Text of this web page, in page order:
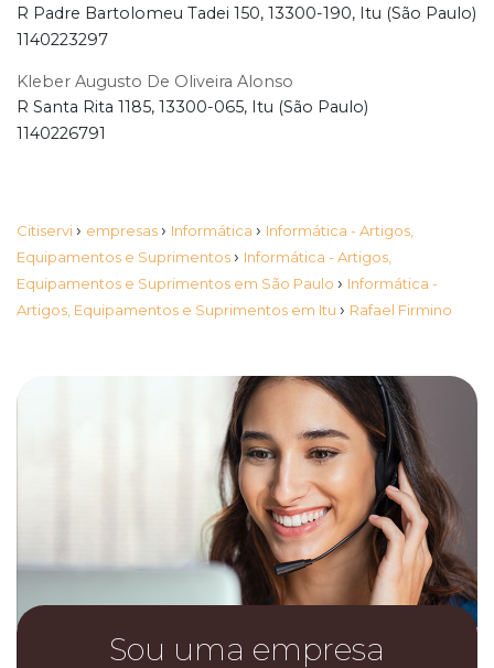
R Padre Bartolomeu Tadei 150, 13300-190, Itu (São Paulo)
1140223297
Kleber Augusto De Oliveira Alonso
R Santa Rita 1185, 13300-065, Itu (São Paulo)
1140226791
Citiservi › empresas › Informática › Informática - Artigos,
Equipamentos e Suprimentos › Informática - Artigos,
Equipamentos e Suprimentos em São Paulo › Informática -
Artigos, Equipamentos e Suprimentos em Itu › Rafael Firmino
Sou uma empresa